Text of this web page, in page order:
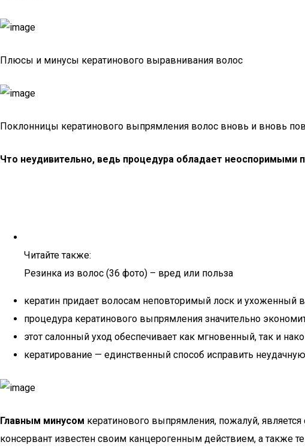
Плюсы и минусы кератинового выравнивания волос
Поклонницы кератинового выпрямления волос вновь и вновь
Что неудивительно, ведь процедура обладает неоспоримыми
Читайте также:
Резинка из волос (36 фото) – вред или польза
кератин придает волосам неповторимый лоск и ухоженный
процедура кератинового выпрямления значительно
этот салонный уход обеспечивает как мгновенный, так и
кератирование — единственный способ исправить неудачную
Главным минусом кератинового выпрямления, пожалуй,
консервант известен своим канцерогенным действием, а также